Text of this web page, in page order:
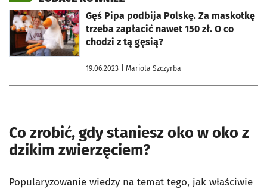
Gęś Pipa podbija Polskę. Za maskotkę
trzeba zapłacić nawet 150 zł. O co
chodzi z tą gęsią?
19.06.2023 | Mariola Szczyrba
otworzy się w nowej karcie
Co zrobić, gdy staniesz oko w oko z
dzikim zwierzęciem?
Popularyzowanie wiedzy na temat tego, jak właściwie